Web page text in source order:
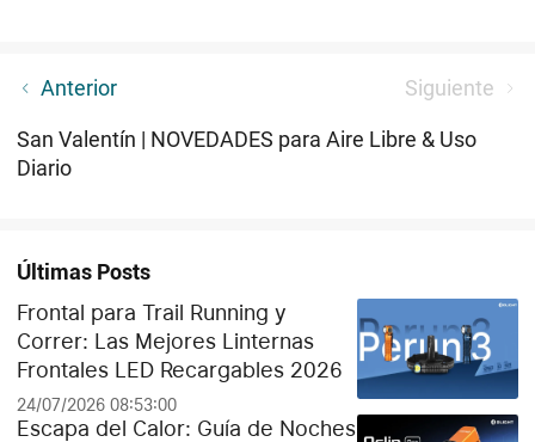
Anterior Siguiente
¿Qué hay en tu mochila para escalada/senderismo?
San Valentín | NOVEDADES para Aire Libre & Uso
Diario
Últimas Posts
Frontal para Trail Running y
Correr: Las Mejores Linternas
Frontales LED Recargables 2026
24/07/2026 08:53:00
Escapa del Calor: Guía de Noches